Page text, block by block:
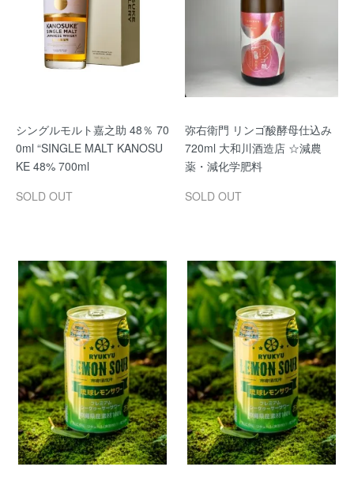
シングルモルト嘉之助 48％ 70
0ml “SINGLE MALT KANOSU
KE 48% 700ml
SOLD OUT
弥右衛門 リンゴ酸酵母仕込み
720ml 大和川酒造店 ☆減農
薬・減化学肥料
SOLD OUT